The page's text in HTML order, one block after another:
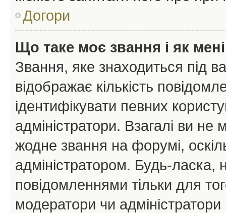
Догори
Що таке моє звання і як
Звання, яке знаходиться під
відображає кількість
ідентифікувати певних
адміністратори. Взагалі ви
жодне звання на форумі,
адміністратором. Будь-
повідомленнями тільки для
модератори чи